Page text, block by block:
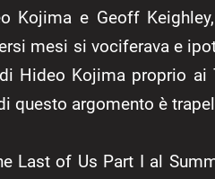
Kojima e Geoff
mesi si vociferava e
Hideo Kojima proprio
questo argomento è
Last of Us Part I al